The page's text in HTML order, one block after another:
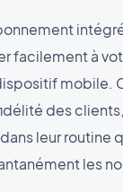
facilement à
mobile.
des
leur routine
les